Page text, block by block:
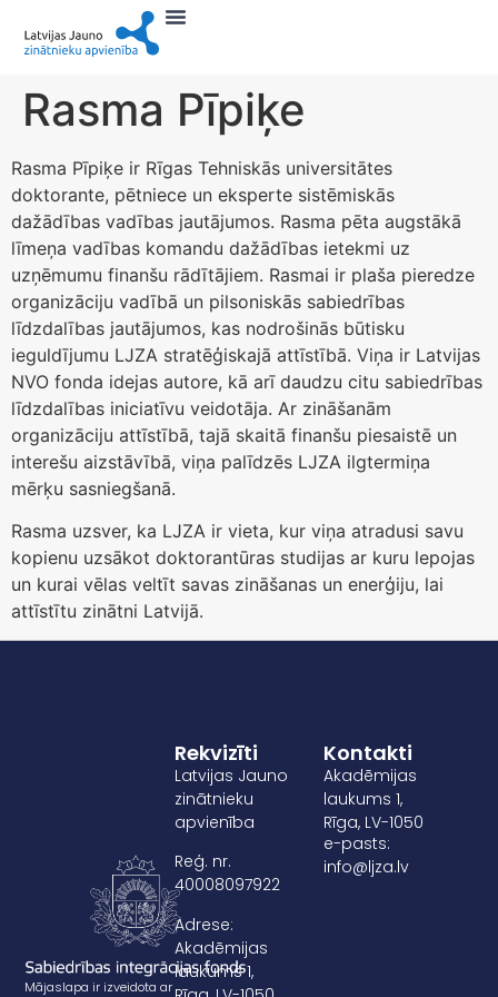
Rasma Pīpiķe
Rasma Pīpiķe ir Rīgas Tehniskās universitātes
doktorante, pētniece un eksperte sistēmiskās
dažādības vadības jautājumos. Rasma pēta augstākā
līmeņa vadības komandu dažādības ietekmi uz
uzņēmumu finanšu rādītājiem. Rasmai ir plaša pieredze
organizāciju vadībā un pilsoniskās sabiedrības
līdzdalības jautājumos, kas nodrošinās būtisku
ieguldījumu LJZA stratēģiskajā attīstībā. Viņa ir Latvijas
NVO fonda idejas autore, kā arī daudzu citu sabiedrības
līdzdalības iniciatīvu veidotāja. Ar zināšanām
organizāciju attīstībā, tajā skaitā finanšu piesaistē un
interešu aizstāvībā, viņa palīdzēs LJZA ilgtermiņa
mērķu sasniegšanā.
Rasma uzsver, ka LJZA ir vieta, kur viņa atradusi savu
kopienu uzsākot doktorantūras studijas ar kuru lepojas
un kurai vēlas veltīt savas zināšanas un enerģiju, lai
attīstītu zinātni Latvijā.
Mājaslapa ir izveidota ar
Rekvizīti
Latvijas Jauno
zinātnieku
apvienība
Reģ. nr.
40008097922
Adrese:
Akadēmijas
laukums 1,
Kontakti
Akadēmijas
laukums 1,
Rīga, LV-1050
e-pasts:
info@ljza.lv